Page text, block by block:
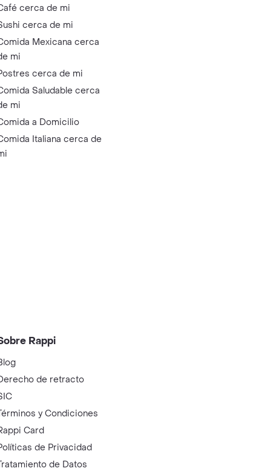
cerca de mi
cerca de mi
Mexicana cerca
mi
cerca de mi
Saludable cerca
mi
a Domicilio
Italiana cerca de
Rappi
de retracto
y Condiciones
Card
de Privacidad
de Datos